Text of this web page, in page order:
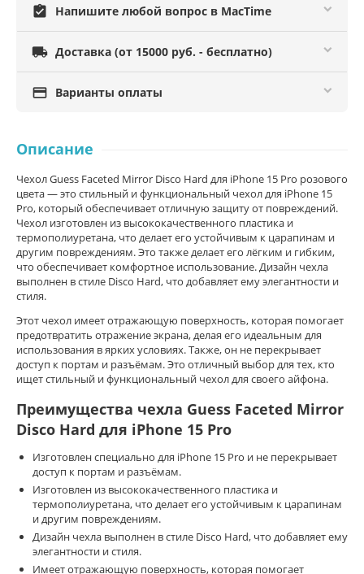
assignment_turned_in Напишите любой вопрос в MacTime
 Доставка (от 15000 руб. - бесплатно)
 Варианты оплаты
Описание
Чехол Guess Faceted Mirror Disco Hard для iPhone 15 Pro розового
цвета — это стильный и функциональный чехол для iPhone 15
Pro, который обеспечивает отличную защиту от повреждений.
Чехол изготовлен из высококачественного пластика и
термополиуретана, что делает его устойчивым к царапинам и
другим повреждениям. Это также делает его лёгким и гибким,
что обеспечивает комфортное использование. Дизайн чехла
выполнен в стиле Disco Hard, что добавляет ему элегантности и
стиля.
Этот чехол имеет отражающую поверхность, которая помогает
предотвратить отражение экрана, делая его идеальным для
использования в ярких условиях. Также, он не перекрывает
доступ к портам и разъёмам. Это отличный выбор для тех, кто
ищет стильный и функциональный чехол для своего айфона.
Преимущества чехла Guess Faceted Mirror
Disco Hard для iPhone 15 Pro
Изготовлен специально для iPhone 15 Pro и не перекрывает
доступ к портам и разъёмам.
Изготовлен из высококачественного пластика и
термополиуретана, что делает его устойчивым к царапинам
и другим повреждениям.
Дизайн чехла выполнен в стиле Disco Hard, что добавляет ему
элегантности и стиля.
Имеет отражающую поверхность, которая помогает